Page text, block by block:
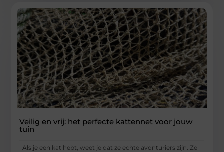
Veilig en vrij: het perfecte kattennet voor jouw
tuin
Als je een kat hebt, weet je dat ze echte avonturiers zijn. Ze